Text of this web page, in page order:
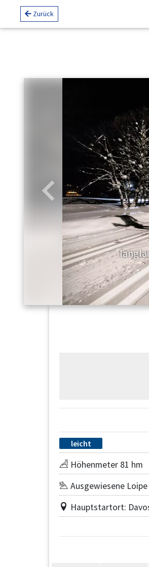
Zurück
Zurück
leicht
Höhenmeter 81 hm
Ausgewiesene Loipe
Hauptstartort: